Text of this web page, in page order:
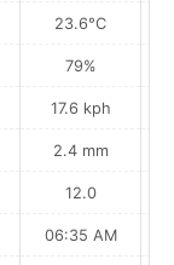
23.6°C
79%
17.6 kph
2.4 mm
12.0
06:35 AM